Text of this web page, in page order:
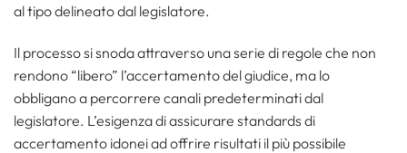
al tipo delineato dal legislatore.
Il processo si snoda attraverso una serie di regole che non
rendono “libero” l’accertamento del giudice, ma lo
obbligano a percorrere canali predeterminati dal
legislatore. L’esigenza di assicurare standards di
accertamento idonei ad offrire risultati il più possibile